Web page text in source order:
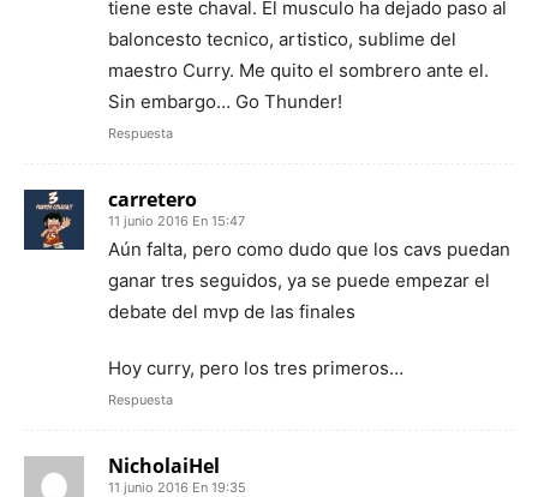
tiene este chaval. El musculo ha dejado paso al
baloncesto tecnico, artistico, sublime del
maestro Curry. Me quito el sombrero ante el.
Sin embargo… Go Thunder!
Respuesta
carretero
11 junio 2016 En 15:47
Aún falta, pero como dudo que los cavs puedan
ganar tres seguidos, ya se puede empezar el
debate del mvp de las finales
Hoy curry, pero los tres primeros…
Respuesta
NicholaiHel
11 junio 2016 En 19:35